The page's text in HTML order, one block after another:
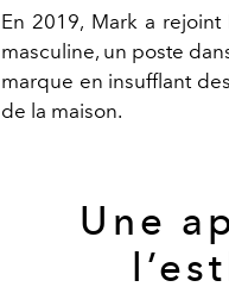
En 2019, Mark a
masculine, un poste
marque en insufflant
de la maison.
Une